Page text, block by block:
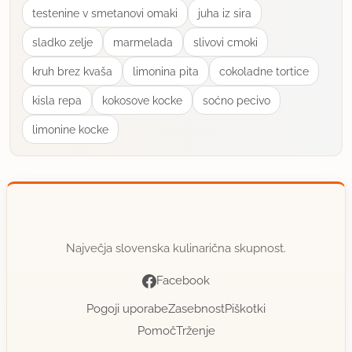
galja
član od 2004 1351 sporočil
29.7.2010 ob 15:26
Blanchy, to je koper, zelo se razraste, še dobro, da
sem ga posadila čisto posebaj, na robu vrta, da ne
uporabno
član od 2007 12 sporočil
testenine v smetanovi omaki juha iz sira
sladko zelje marmelada slivovi cmoki
kruh brez kvaša limonina pita cokoladne tortice
kisla repa kokosove kocke soćno pecivo
limonine kocke
Največja slovenska kulinarična skupnost.
Facebook
Pogoji uporabeZasebnostPiškotki
PomočTrženje